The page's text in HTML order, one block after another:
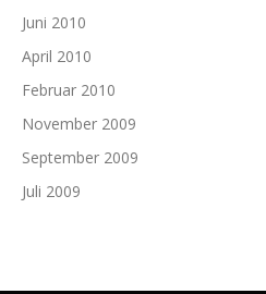
Juni 2010
April 2010
Februar 2010
November 2009
September 2009
Juli 2009